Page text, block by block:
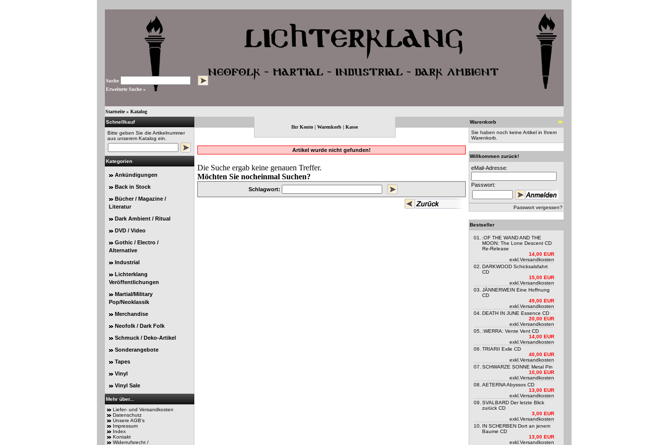
Suche
Erweiterte Suche »
Startseite» Katalog
Schnellkauf
Bitte geben Sie die Artikelnummer
aus unserem Katalog ein.
Kategorien
Ankündigungen
Back in Stock
Bücher / Magazine /
Literatur
Dark Ambient / Ritual
DVD / Video
Gothic / Electro /
Alternative
Industrial
Lichterklang
Veröffentlichungen
Martial/Military
Pop/Neoklassik
Merchandise
Neofolk / Dark Folk
Schmuck / Deko-Artikel
Sonderangebote
Tapes
Vinyl
Vinyl Sale
Mehr über...
Liefer- und Versandkosten
Datenschutz
Unsere AGB's
Impressum
Index
Kontakt
Widerrufsrecht /
Ihr Konto | Warenkorb | Kasse
Artikel wurde nicht gefunden!
Die Suche ergab keine genauen Treffer.
Möchten Sie nocheinmal Suchen?
Schlagwort:
Warenkorb
Sie haben noch keine Artikel in Ihrem
Warenkorb.
Willkommen zurück!
eMail-Adresse:
Passwort:
Passwort vergessen?
Bestseller
01.
:OF THE WAND AND THE
MOON: The Lone Descent CD
Re-Release
14,00 EUR
exkl. Versandkosten
02. DARKWOOD Schicksalsfahrt
CD
15,00 EUR
exkl. Versandkosten
03. JÄNNERWEIN Eine Hoffnung
CD
49,00 EUR
exkl. Versandkosten
04. DEATH IN JUNE Essence CD
20,00 EUR
exkl. Versandkosten
05.
:WERRA: Vente Vent CD
14,00 EUR
exkl. Versandkosten
06. TRIARII Exile CD
40,00 EUR
exkl. Versandkosten
07. SCHWARZE SONNE Metal Pin
10,00 EUR
exkl. Versandkosten
08. AETERNA Abyssos CD
13,00 EUR
exkl. Versandkosten
09. SVALBARD Der letzte Blick
zurück CD
3,00 EUR
exkl. Versandkosten
10. IN SCHERBEN Dort an jenem
Baume CD
13,00 EUR
exkl. Versandkosten